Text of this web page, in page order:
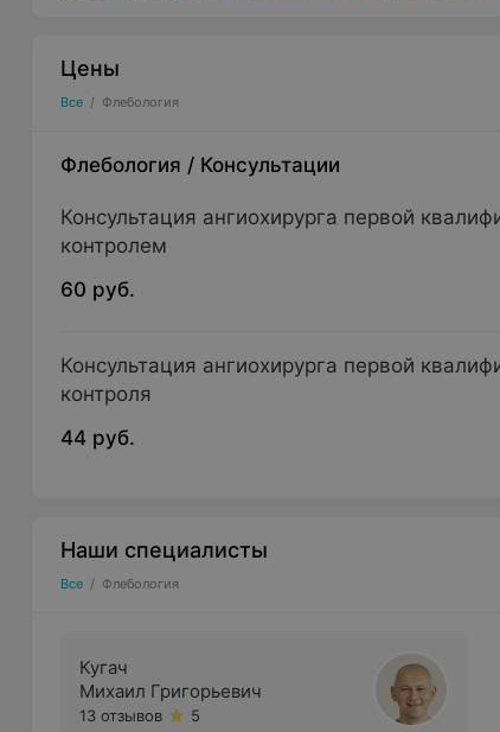
Цены
Все / Флебология
Флебология / Консультации
Консультация ангиохирурга первой
контролем
60 руб.
Консультация ангиохирурга первой
контроля
44 руб.
Наши специалисты
Все / Флебология
Кугач
Михаил Григорьевич
13 отзывов
5